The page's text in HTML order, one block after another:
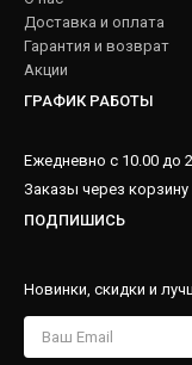
Доставка и оплата
Гарантия и возврат
Акции
ГРАФИК РАБОТЫ
Ежедневно с 10.00 до
Заказы через корзину
ПОДПИШИСЬ
Новинки, скидки и